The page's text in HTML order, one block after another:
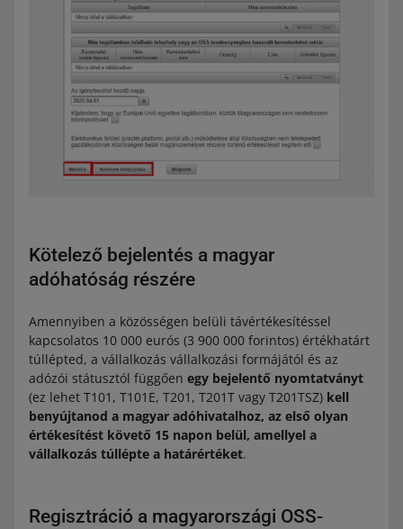
Kötelező bejelentés a magyar
adóhatóság részére
Amennyiben a közösségen belüli távértékesítéssel
kapcsolatos 10 000 eurós (3 900 000 forintos) értékhatárt
túllépted, a vállalkozás vállalkozási formájától és az
adózói státusztól függően egy bejelentő nyomtatványt
(ez lehet T101, T101E, T201, T201T vagy T201TSZ) kell
benyújtanod a magyar adóhivatalhoz, az első olyan
értékesítést követő 15 napon belül, amellyel a
vállalkozás túllépte a határértéket.
Regisztráció a magyarországi OSS-